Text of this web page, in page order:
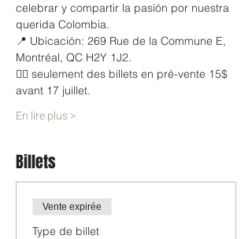
celebrar y compartir la pasión por nuestra
querida Colombia.
📍 Ubicación: 269 Rue de la Commune E,
Montréal, QC H2Y 1J2.
👉🏼 seulement des billets en pré-vente 15$
avant 17 juillet.
En lire plus >
Billets
Vente expirée
Type de billet